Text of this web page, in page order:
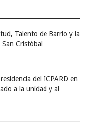
Talento de Barrio y la
Cristóbal
del ICPARD en
a la unidad y al